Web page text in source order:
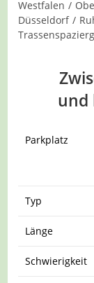
Westfalen /
Düsseldorf /
und
Parkplatz
Typ
Länge
Schwierigkeit